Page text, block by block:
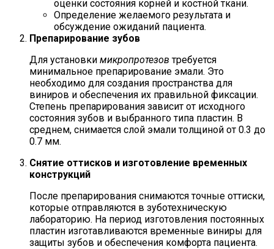
оценки состояния корней и костной ткани.
Определение желаемого результата и
обсуждение ожиданий пациента.
Препарирование зубов
Для установки микропротезов требуется
минимальное препарирование эмали. Это
необходимо для создания пространства для
виниров и обеспечения их правильной фиксации.
Степень препарирования зависит от исходного
состояния зубов и выбранного типа пластин. В
среднем, снимается слой эмали толщиной от 0.3 до
0.7 мм.
Снятие оттисков и изготовление временных
конструкций
После препарирования снимаются точные оттиски,
которые отправляются в зуботехническую
лабораторию. На период изготовления постоянных
пластин изготавливаются временные виниры для
защиты зубов и обеспечения комфорта пациента.